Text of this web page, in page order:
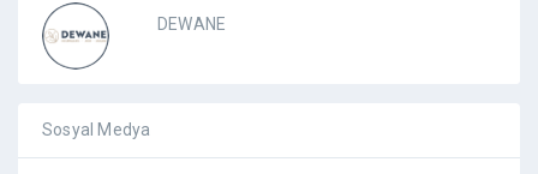
DEWANE
Sosyal Medya